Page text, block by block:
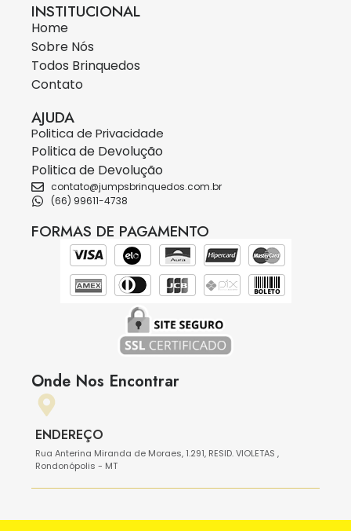
INSTITUCIONAL
Home
Sobre Nós
Todos Brinquedos
Contato
AJUDA
Politica de Privacidade
Politica de Devolução
Politica de Devolução
contato@jumpsbrinquedos.com.br
(66) 99611-4738
FORMAS DE PAGAMENTO
Onde Nos Encontrar
ENDEREÇO
Rua Anterina Miranda de Moraes, 1.291, RESID. VIOLETAS ,
Rondonópolis - MT